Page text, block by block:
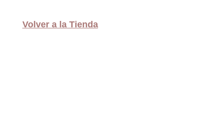
Volver a la Tienda